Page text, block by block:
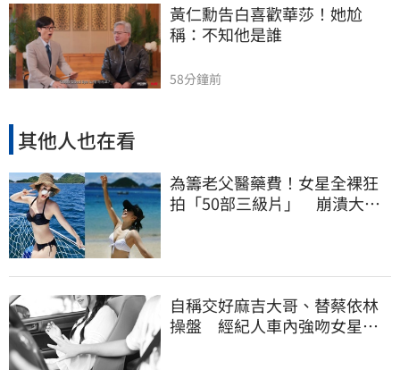
黃仁勳告白喜歡華莎！她尬
稱：不知他是誰
58分鐘前
其他人也在看
為籌老父醫藥費！女星全裸狂
拍「50部三級片」 崩潰大
自稱交好麻吉大哥、替蔡依林
操盤 經紀人車內強吻女星挨